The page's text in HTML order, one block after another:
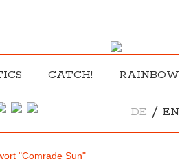
CATCH! RAINBOW
DE / EN
"Comrade Sun"